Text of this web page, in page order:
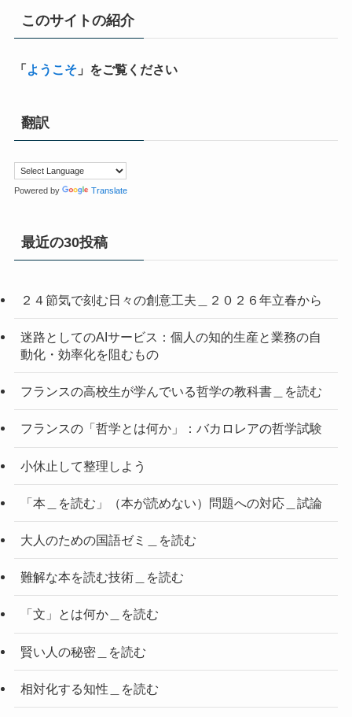
このサイトの紹介
「ようこそ」をご覧ください
翻訳
Powered by Translate
最近の30投稿
２４節気で刻む日々の創意工夫＿２０２６年立春から
迷路としてのAIサービス：個人の知的生産と業務の自
動化・効率化を阻むもの
フランスの高校生が学んでいる哲学の教科書＿を読む
フランスの「哲学とは何か」：バカロレアの哲学試験
小休止して整理しよう
「本＿を読む」（本が読めない）問題への対応＿試論
大人のための国語ゼミ＿を読む
難解な本を読む技術＿を読む
「文」とは何か＿を読む
賢い人の秘密＿を読む
相対化する知性＿を読む